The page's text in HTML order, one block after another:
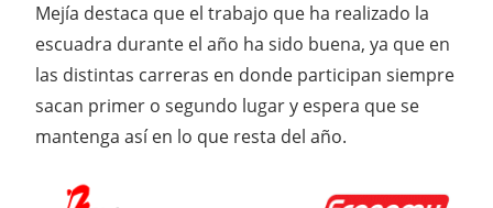
Mejía destaca que el trabajo que ha realizado la
escuadra durante el año ha sido buena, ya que en
las distintas carreras en donde participan siempre
sacan primer o segundo lugar y espera que se
mantenga así en lo que resta del año.